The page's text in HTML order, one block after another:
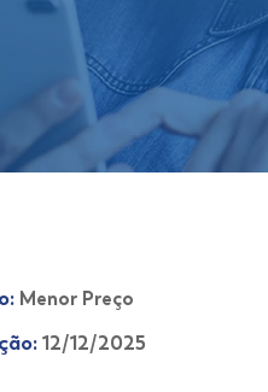
Menor Preço
12/12/2025